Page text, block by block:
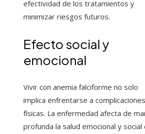
efectividad de los tratamientos y
minimizar riesgos futuros.
Efecto social y
emocional
Vivir con anemia falciforme no solo
implica enfrentarse a complicaciones
físicas. La enfermedad afecta de
profunda la salud emocional y social